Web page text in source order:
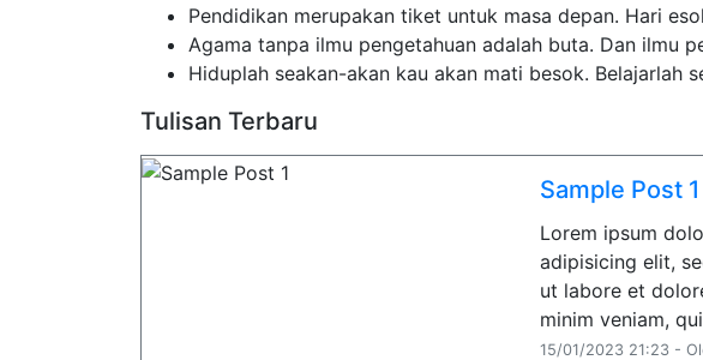
Pendidikan merupakan tiket untuk masa depan. Hari
Agama tanpa ilmu pengetahuan adalah buta. Dan ilmu
Hiduplah seakan-akan kau akan mati besok. Belajarlah
Tulisan Terbaru
Sample Post 1
Lorem ipsum
adipisicing elit,
ut labore et
minim veniam,
15/01/2023 21:23 -